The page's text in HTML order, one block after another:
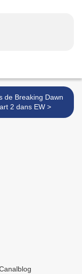
de Breaking Dawn
Part 2 dans EW >